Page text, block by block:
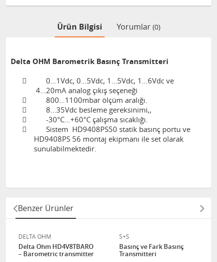
Ürün Bilgisi Yorumlar (0)
Delta OHM Barometrik Basınç Transmitteri

0…1Vdc, 0…5Vdc, 1…5Vdc, 1…6Vdc ve
4...20mA analog çıkış seçeneği

800…1100mbar ölçüm aralığı.

8...35Vdc besleme gereksinimi,,

-30°C…+60°C çalışma sıcaklığı.

Sistem HD9408PS50 statik basınç portu ve
HD9408PS 56 montaj ekipmanı ile set olarak
sunulabilmektedir.
Benzer Ürünler
DELTA OHM
Delta Ohm HD4V8TBARO
– Barometric transmitter
S+S
Basınç ve Fark Basınç
Transmitteri